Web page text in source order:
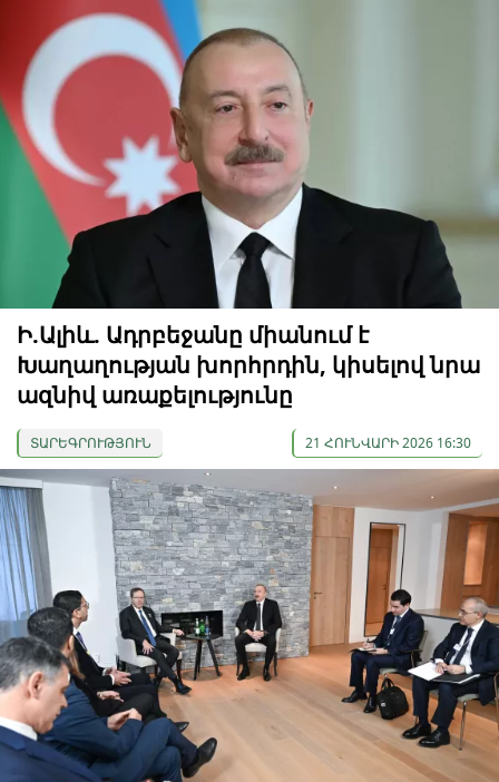
Ի.Ալիև. Ադրբեջանը միանում է
Խաղաղության խորհրդին, կիսելով նրա
ազնիվ առաքելությունը
ՏԱՐԵԳՐՈՒԹՅՈՒՆ 21 ՀՈՒՆՎԱՐԻ 2026 16:30